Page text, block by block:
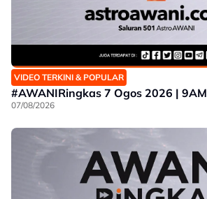
VIDEO TERKINI & POPULAR
#AWANIRingkas 7 Ogos 2026 | 9AM
07/08/2026